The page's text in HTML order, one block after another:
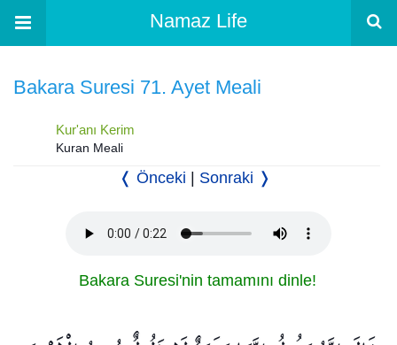
Namaz Life
Bakara Suresi 71. Ayet Meali
Kur'anı Kerim
Kuran Meali
❬ Önceki Sonraki ❭
Bakara Suresi'nin tamamını dinle!